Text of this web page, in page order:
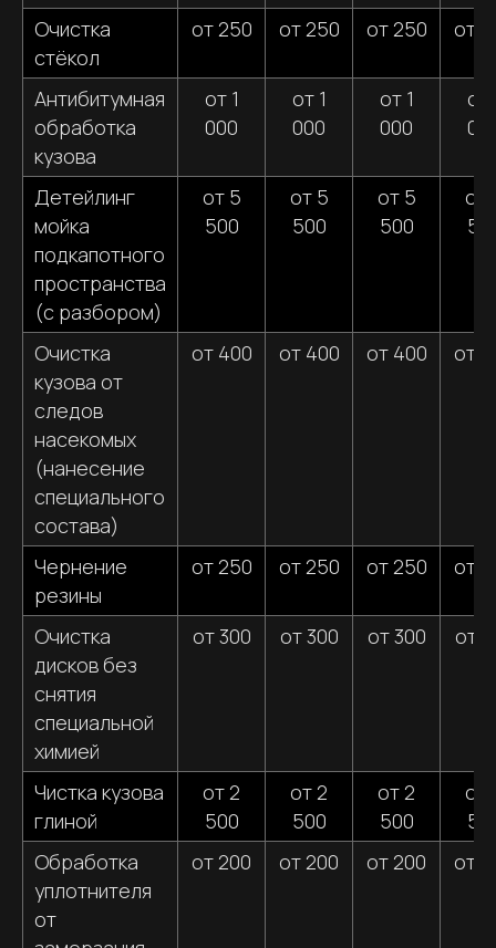
Очистка
стёкол
от 250 от 250 от 250 от
Антибитумная
обработка
кузова
от 1
000
от 1
000
от 1
000
от
Детейлинг
мойка
подкапотного
пространства
(с разбором)
от 5
500
от 5
500
от 5
500
от
Очистка
кузова от
следов
насекомых
(нанесение
специального
состава)
от 400 от 400 от 400 от
Чернение
резины
от 250 от 250 от 250 от
Очистка
дисков без
снятия
специальной
химией
от 300 от 300 от 300 от
Чистка кузова
глиной
от 2
500
от 2
500
от 2
500
от
Обработка
уплотнителя
от
от 200 от 200 от 200 от
ПОЧЕМУ СТОИТ ДОВЕРИТЬ
МОЙКУ ВАШЕГО АВТО
СПЕЦАМ ИЗ WATER WALLS
ПРОФЕССИОНАЛИЗМ
Наши сотрудники имеют большой опыт и знания
о мойке автомобилей, что гарантирует